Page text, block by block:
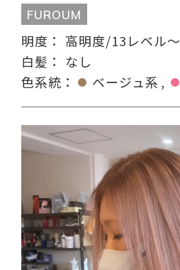
FUROUM
明度： 高明度/13レベル〜
白髪： なし
色系統：
ベージュ系